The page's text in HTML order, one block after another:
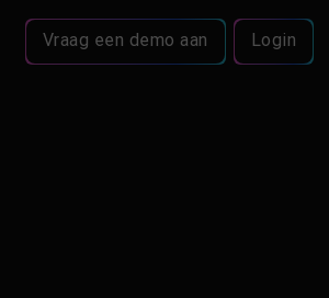
Vraag een demo aan Login